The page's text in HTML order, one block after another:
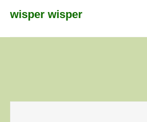
wisper wisper